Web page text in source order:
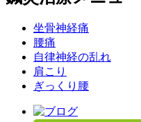
坐骨神経痛
腰痛
自律神経の乱れ
肩こり
ぎっくり腰